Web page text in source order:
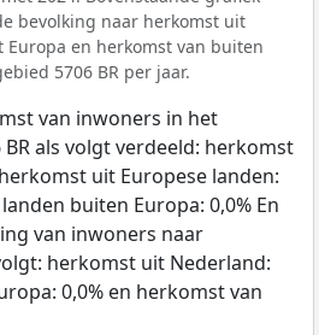
bevolking naar herkomst uit
en herkomst van buiten
5706 BR per jaar.
van inwoners in het
als volgt verdeeld: herkomst
uit Europese landen:
buiten Europa: 0,0% En
van inwoners naar
herkomst uit Nederland:
0,0% en herkomst van